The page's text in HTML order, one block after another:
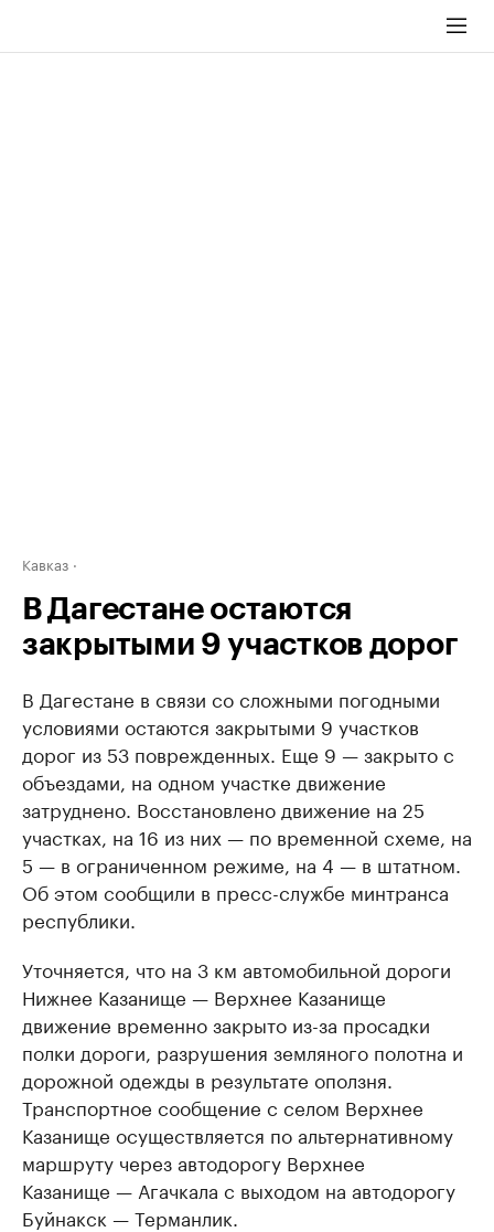
Кавказ
В Дагестане остаются
закрытыми 9 участков дорог
В Дагестане в связи со сложными погодными
условиями остаются закрытыми 9 участков
дорог из 53 поврежденных. Еще 9 — закрыто с
объездами, на одном участке движение
затруднено. Восстановлено движение на 25
участках, на 16 из них — по временной схеме, на
5 — в ограниченном режиме, на 4 — в штатном.
Об этом сообщили в пресс-службе минтранса
республики.
Уточняется, что на 3 км автомобильной дороги
Нижнее Казанище — Верхнее Казанище
движение временно закрыто из-за просадки
полки дороги, разрушения земляного полотна и
дорожной одежды в результате оползня.
Транспортное сообщение с селом Верхнее
Казанище осуществляется по альтернативному
маршруту через автодорогу Верхнее
Казанище — Агачкала с выходом на автодорогу
Буйнакск — Терманлик.